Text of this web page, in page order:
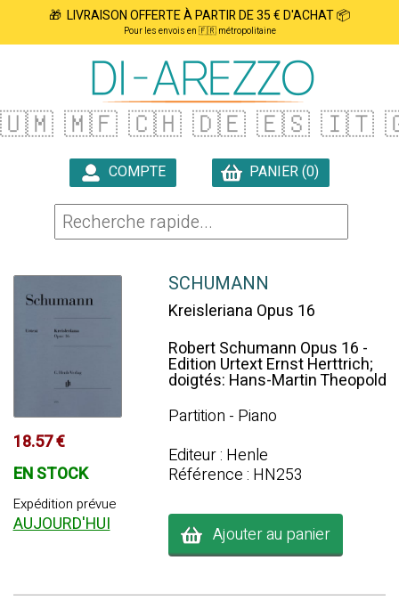
🎁 LIVRAISON OFFERTE À PARTIR DE 35 € D'ACHAT 📦
Pour les envois en 🇫🇷 métropolitaine
🇺🇲 🇲🇫 🇨🇭 🇩🇪 🇪🇸 🇮🇹
COMPTE
PANIER (0)
18.57 €
EN STOCK
Expédition prévue
AUJOURD'HUI
SCHUMANN
Kreisleriana Opus 16
Robert Schumann Opus 16 -
Edition Urtext Ernst Herttrich;
doigtés: Hans-Martin Theopold
Partition - Piano
Editeur : Henle
Référence : HN253
Ajouter au panier